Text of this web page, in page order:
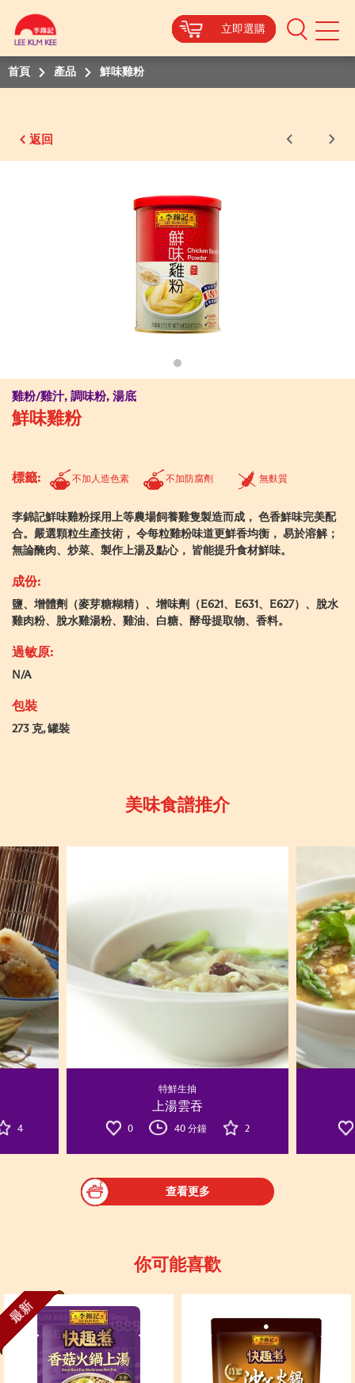
立即選購
Mobile
立即選購
立即選購
立即選購
立即選購
立即選購
立即選購
首頁 產品 鮮味雞粉
返回
雞粉/雞汁, 調味粉, 湯底
鮮味雞粉
標籤: 不加人造色素 不加防腐劑 無麩質
李錦記鮮味雞粉採用上等農場飼養雞隻製造而成， 色香鮮味完美配
合。嚴選顆粒生產技術， 令每粒雞粉味道更鮮香均衡， 易於溶解；
無論醃肉、炒菜、製作上湯及點心， 皆能提升食材鮮味。
成份:
鹽、增體劑（麥芽糖糊精）、增味劑（E621、E631、E627）、脫水
雞肉粉、脫水雞湯粉、雞油、白糖、酵母提取物、香料。
過敏原:
N/A
包裝
273 克, 罐裝
美味食譜推介
4
特鮮生抽
上湯雲吞
0 40 分鐘 2
查看更多
你可能喜歡
最新